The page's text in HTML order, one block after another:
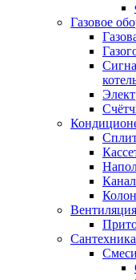
Газовое
Вентиляция
Сантехника